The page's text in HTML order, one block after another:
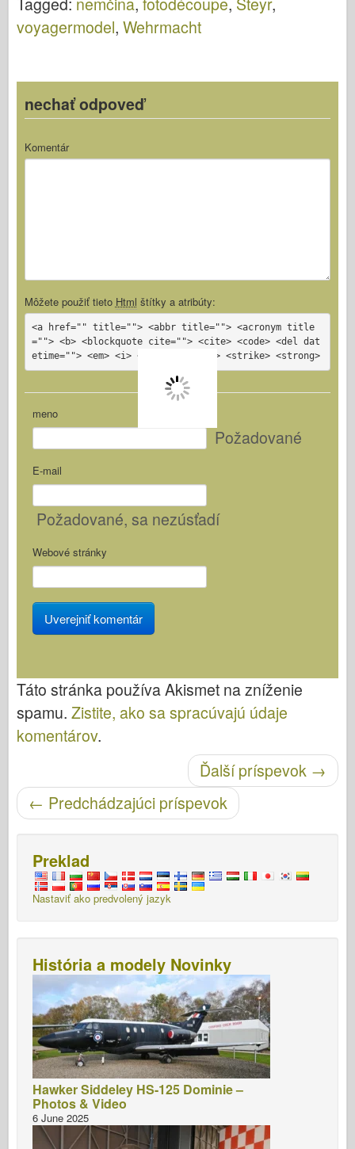
PE35186
voyagermodel, Wehrmacht
nechať odpoveď
Komentár
Môžete použiť tieto Html štítky a atribúty:
<a href="" title=""> <abbr title=""> <acronym title
=""> <b> <blockquote cite=""> <cite> <code> <del dat
etime=""> <em> <i> <q cite=""> <s> <strike> <strong>
meno
Požadované
E-mail
Požadované, sa nezúsťadí
Webové stránky
Táto stránka používa Akismet na zníženie
spamu. Zistite, ako sa spracúvajú údaje
komentárov.
Ďalší príspevok →
← Predchádzajúci príspevok
Preklad
Nastaviť ako predvolený jazyk
História a modely Novinky
Hawker Siddeley HS-125 Dominie –
Photos & Video
6 June 2025